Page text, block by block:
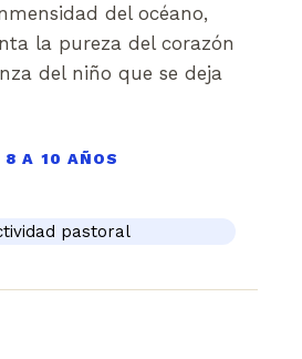
del océano,
la pureza del corazón
del niño que se deja
8 A 10 AÑOS